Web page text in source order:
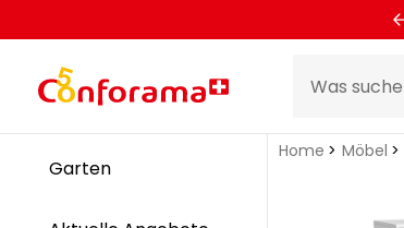
Garten
Home Möbel